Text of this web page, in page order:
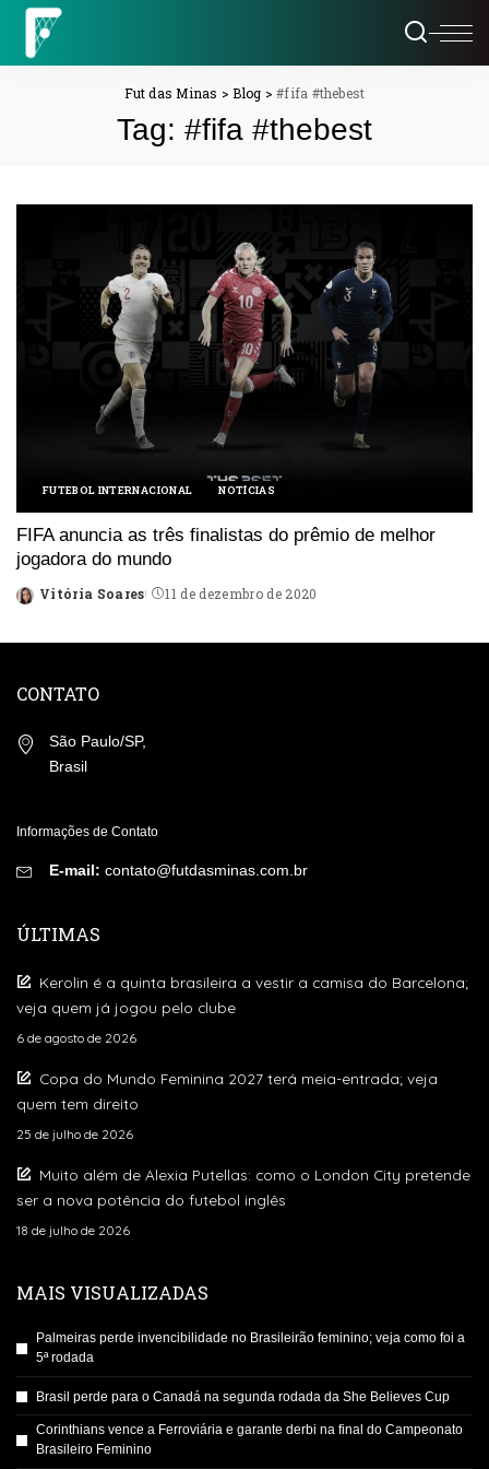
Fut das Minas >Blog >#fifa #thebest
Tag: #fifa #thebest
FUTEBOL INTERNACIONAL NOTÍCIAS
FIFA anuncia as três finalistas do prêmio de melhor
jogadora do mundo
Posted
Vitória Soares 11 de dezembro de 2020
CONTATO
São Paulo/SP,
Brasil
Informações de Contato
E-mail: contato@futdasminas.com.br
ÚLTIMAS
Kerolin é a quinta brasileira a vestir a camisa do Barcelona;
veja quem já jogou pelo clube
6 de agosto de 2026
Copa do Mundo Feminina 2027 terá meia-entrada; veja
quem tem direito
25 de julho de 2026
Muito além de Alexia Putellas: como o London City pretende
ser a nova potência do futebol inglês
18 de julho de 2026
MAIS VISUALIZADAS
Palmeiras perde invencibilidade no Brasileirão feminino; veja como foi a
5ª rodada
Brasil perde para o Canadá na segunda rodada da She Believes Cup
Corinthians vence a Ferroviária e garante derbi na final do Campeonato
Brasileiro Feminino